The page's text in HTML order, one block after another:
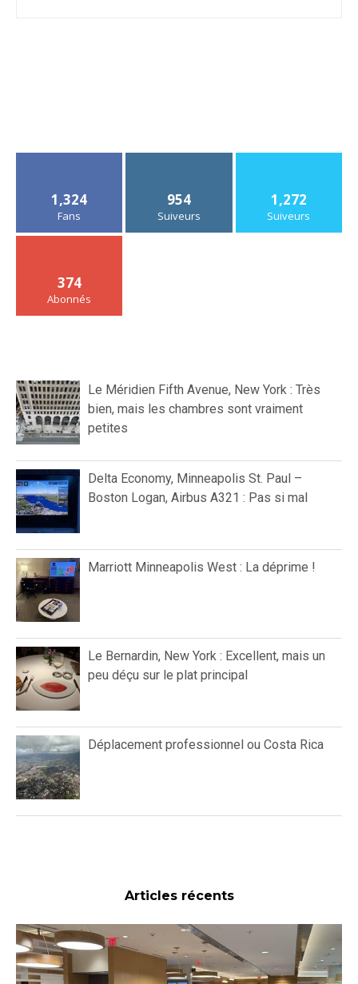
1,324
Fans
954
Suiveurs
1,272
Suiveurs
374
Abonnés
Le Méridien Fifth Avenue, New York : Très
bien, mais les chambres sont vraiment
petites
Delta Economy, Minneapolis St. Paul –
Boston Logan, Airbus A321 : Pas si mal
Marriott Minneapolis West : La déprime !
Le Bernardin, New York : Excellent, mais un
peu déçu sur le plat principal
Déplacement professionnel ou Costa Rica
Articles récents